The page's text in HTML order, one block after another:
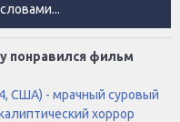
понравился фильм
США) - мрачный суровый
хоррор